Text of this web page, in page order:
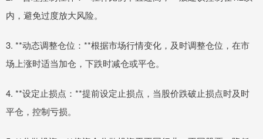
内，避免过度放大风险。
3. **动态调整仓位：**根据市场行情变化，及时调整仓位，在市
场上涨时适当加仓，下跌时减仓或平仓。
4. **设定止损点：**提前设定止损点，当股价跌破止损点时及时
平仓，控制亏损。